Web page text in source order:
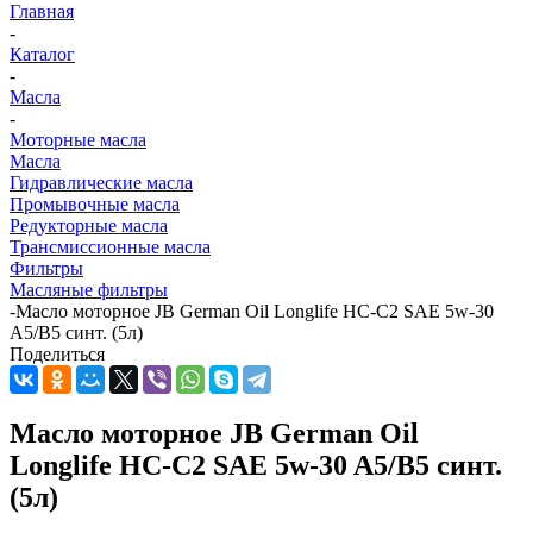
Главная
-
Каталог
-
Масла
-
Моторные масла
Масла
Гидравлические масла
Промывочные масла
Редукторные масла
Трансмиссионные масла
Фильтры
Масляные фильтры
-Масло моторное JB German Oil Longlife HC-C2 SAE 5w-30
A5/B5 синт. (5л)
Поделиться
Масло моторное JB German Oil
Longlife HC-C2 SAE 5w-30 A5/B5 синт.
(5л)